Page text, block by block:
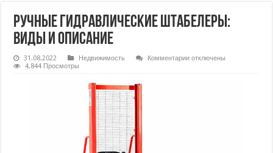
Ручные гидравлические штабелеры:
виды и описание
31.08.2022 Недвижимость Комментариикотключены
4,844 Просмотры